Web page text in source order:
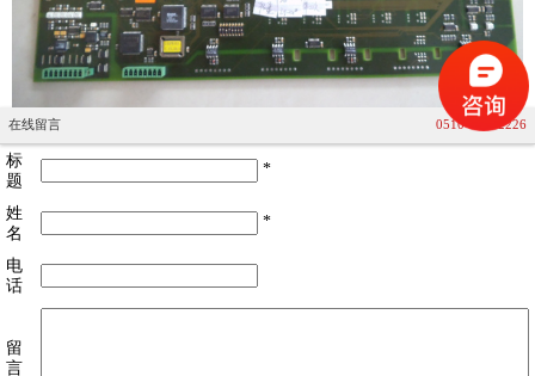
在线留言 0510-85072226
标
题
*
姓
名
*
电
话
留
言